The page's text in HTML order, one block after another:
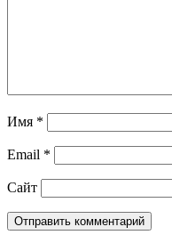
Имя *
Email *
Сайт